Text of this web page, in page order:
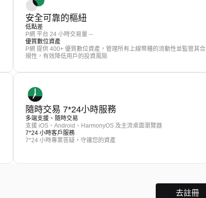
安全可靠的樞紐
低點差
P網 平台 24 小時交易量 --
優質數位資產
P網 提供 400+ 優質數位資產，管理所有上線幣種的流動性並監管其合
規性，有效降低用戶的投資風險
隨時交易 7*24小時服務
多端支援、隨時交易
支援 iOS、Android、HarmonyOS 及主流桌面瀏覽器
7*24 小時客戶服務
7*24 小時專業答疑，守護您的資產
去註冊